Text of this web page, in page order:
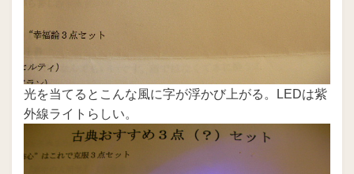
光を当てるとこんな風に字が浮かび上がる。LEDは紫
外線ライトらしい。